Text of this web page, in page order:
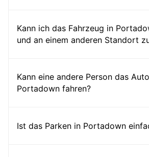
Kann ich das Fahrzeug in
und an einem anderen Standort
Kann eine andere Person das
Portadown fahren?
Ist das Parken in Portadown